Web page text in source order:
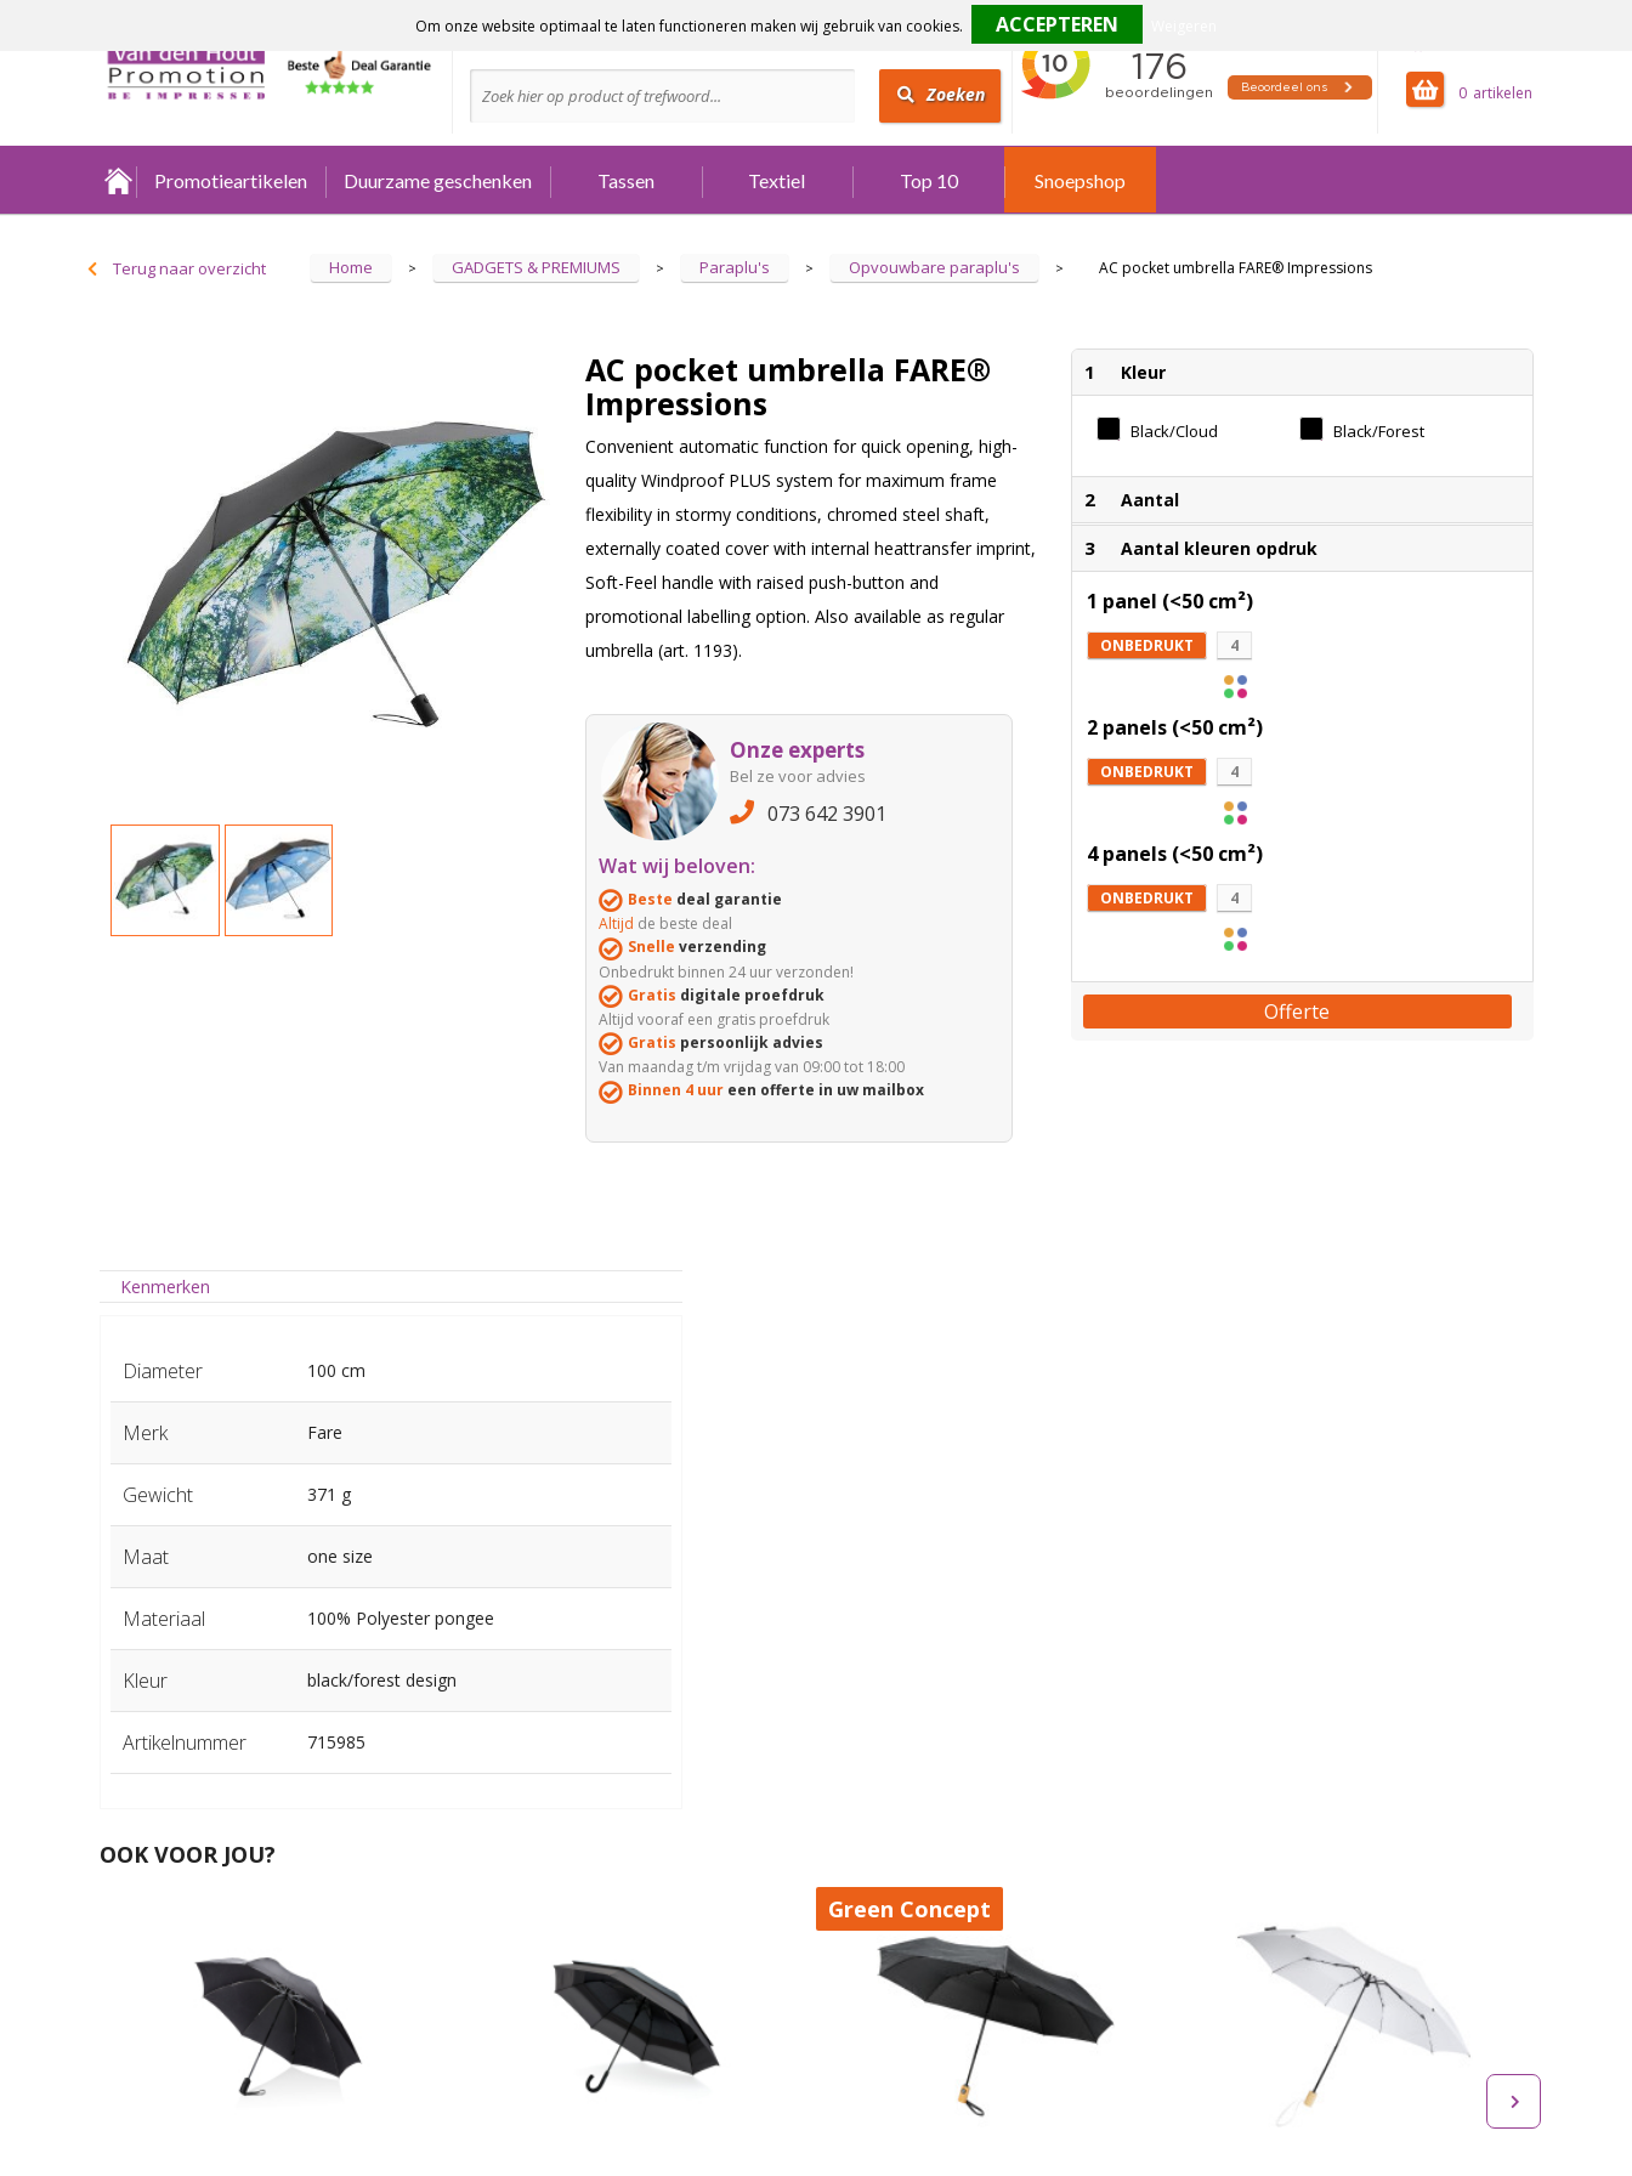
0
Advies nodig?
Zoeken
Promotieartikelen Duurzame geschenken Tassen Textiel Top 10 Snoepshop
Terug naar overzicht Home > GADGETS & PREMIUMS > Paraplu's > Opvouwbare paraplu's > AC pocket umbrella FARE® Impressions
AC pocket umbrella FARE®
Impressions
Convenient automatic function for quick opening, high-
quality Windproof PLUS system for maximum frame
flexibility in stormy conditions, chromed steel shaft,
externally coated cover with internal heattransfer imprint,
Soft-Feel handle with raised push-button and
promotional labelling option. Also available as regular
umbrella (art. 1193).
Onze experts
Bel ze voor advies
073 642 3901
Wat wij beloven:
Beste deal garantie
Altijd de beste deal
Snelle verzending
Onbedrukt binnen 24 uur verzonden!
Gratis digitale proefdruk
Altijd vooraf een gratis proefdruk
Gratis persoonlijk advies
Van maandag t/m vrijdag van 09:00 tot 18:00
Binnen 4 uureen offerte in uw mailbox
1 Kleur
Black/cloud
Black/forest
2 Aantal
3 Aantal kleuren opdruk
1 panel (<50 cm²)
ONBEDRUKT 4
2 panels (<50 cm²)
ONBEDRUKT 4
4 panels (<50 cm²)
ONBEDRUKT 4
Offerte
Kenmerken
Diameter 100 cm
Merk Fare
Gewicht 371 g
Maat one size
Materiaal 100% Polyester pongee
Kleur black/forest design
Artikelnummer 715985
OOK VOOR JOU?
Green Concept
Om onze website optimaal te laten functioneren maken wij gebruik van cookies.